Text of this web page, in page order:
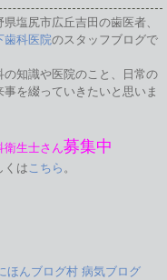
県塩尻市広丘吉田の歯医者、
歯科医院のスタッフブログで
の知識や医院のこと、日常の
事を綴っていきたいと思いま
衛生士さん募集中
くはこちら 。